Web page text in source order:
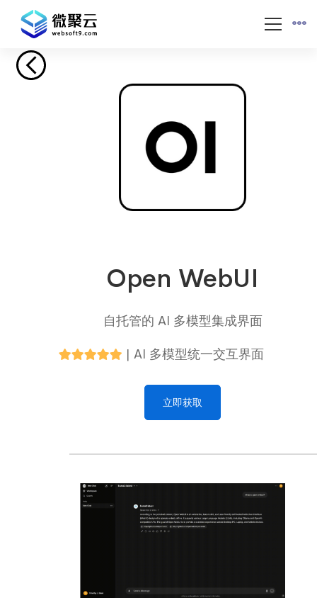
Open WebUI
自托管的 AI 多模型集成界面
| AI 多模型统一交互界面
立即获取